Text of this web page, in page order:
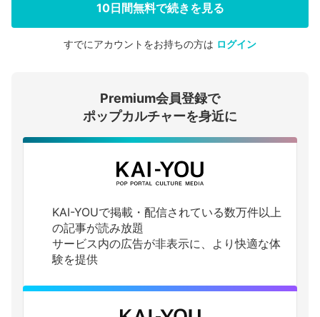
会員登録する
ログインする
10日間無料で続きを見る
すでにアカウントをお持ちの方は ログイン
Premium会員登録で
ポップカルチャーを身近に
KAI-YOUで掲載・配信されている数万件以上
の記事が読み放題
サービス内の広告が非表示に、より快適な体
験を提供